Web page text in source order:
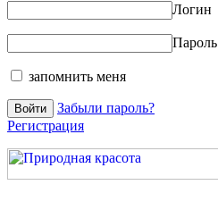
Логин
Пароль
запомнить меня
Забыли пароль?
Регистрация